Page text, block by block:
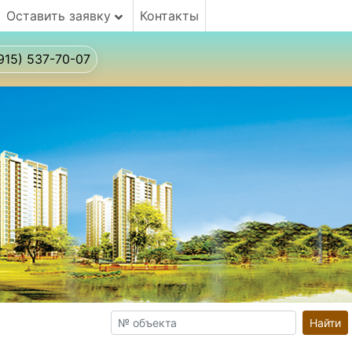
Оставить заявку Контакты
537-70-07
Найти